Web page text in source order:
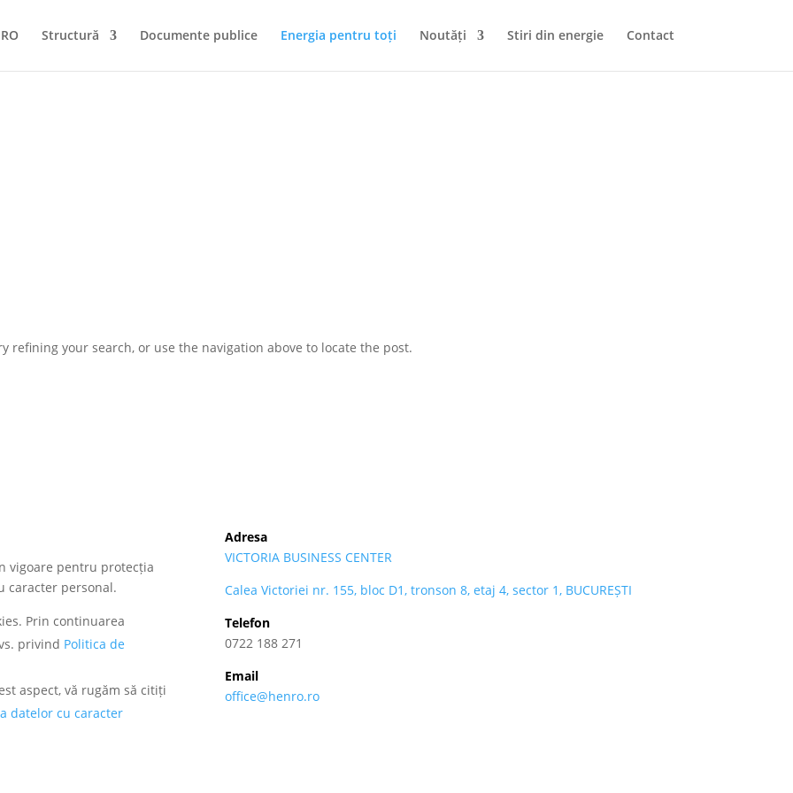
Structură Documente publice Energia pentru toți Noutăți Stiri din energie Contact
refining your search, or use the navigation above to locate the post.
vigoare pentru protecția
caracter personal.
Prin continuarea
privind Politica de
aspect, vă rugăm să citiți
datelor cu caracter
Adresa
VICTORIA BUSINESS CENTER
Calea Victoriei nr. 155, bloc D1, tronson 8, etaj 4, sector 1, BUCUREȘTI
Telefon
0722 188 271
Email
office@henro.ro